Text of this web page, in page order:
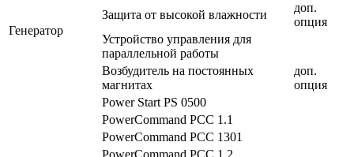
Генератор
Защита от высокой влажности
доп.
опция
Устройство управления для
параллельной работы
Возбудитель на постоянных
магнитах
доп.
опция
Power Start PS 0500
PowerCommand PCC 1.1
PowerCommand PCC 1301